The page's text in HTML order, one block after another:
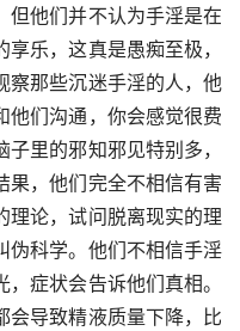
但他们并不认为手淫是在
乐，这真是愚痴至极，
察那些沉迷手淫的人，他
他们沟通，你会感觉很费
里的邪知邪见特别多，
果，他们完全不相信有害
理论，试问脱离现实的理
伪科学。他们不相信手淫
症状会告诉他们真相。
会导致精液质量下降，比